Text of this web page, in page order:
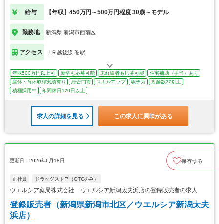
給与 【年収】450万円～500万円程度 30歳～モデル
勤務地 新潟県 新潟市西蒲区
アクセス ＪＲ越後線 巻駅
年収500万円以上可 新卒も応募可能 未経験者も応募可能
住宅補助（手当）あり
産休・育休取得実績有り
総合門前 スキルアップ 駅チカ
店舗数30以上
積極採用中
年間休日120日以上
求人の詳細を見る この求人に興味がある
更新日：2026年6月18日 保存する
正社員 ドラッグストア（OTCのみ）
ウエルシア薬局株式会社 ウエルシア新潟太夫浜店の登録販売者の求人
登録販売者（新潟県新潟市北区／ウエルシア新潟太夫
浜店）